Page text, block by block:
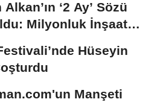
‘2 Ay’ Sözü
Milyonluk İnşaat
Hüseyin
Manşeti